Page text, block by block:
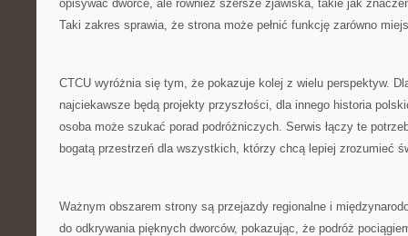
opisywać dworce, ale również szersze zjawiska, takie jak
Taki zakres sprawia, że strona może pełnić funkcję zarówno
CTCU wyróżnia się tym, że pokazuje kolej z wielu perspektyw.
najciekawsze będą projekty przyszłości, dla innego historia
osoba może szukać porad podróżniczych. Serwis łączy te
bogatą przestrzeń dla wszystkich, którzy chcą lepiej zrozumieć
Ważnym obszarem strony są przejazdy regionalne i
do odkrywania pięknych dworców, pokazując, że podróż